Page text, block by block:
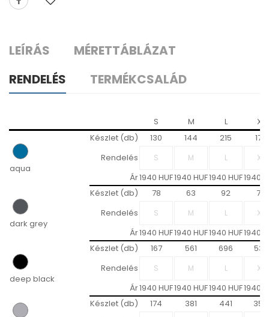
LEÍRÁS
MÉRETTÁBLÁZAT
RENDELÉS
TERMÉKCSALÁD
S M L XL
aqua
Készlet (db) 130 144 215
179
Rendelés
Ár1940 HUF1940 HUF1940 HUF1940
dark grey
Készlet (db) 78 63 92
75
Rendelés
Ár1940 HUF1940 HUF1940 HUF1940
deep black
Készlet (db) 167 561 696
537
Rendelés
Ár1940 HUF1940 HUF1940 HUF1940
Készlet (db) 174 381 441
353